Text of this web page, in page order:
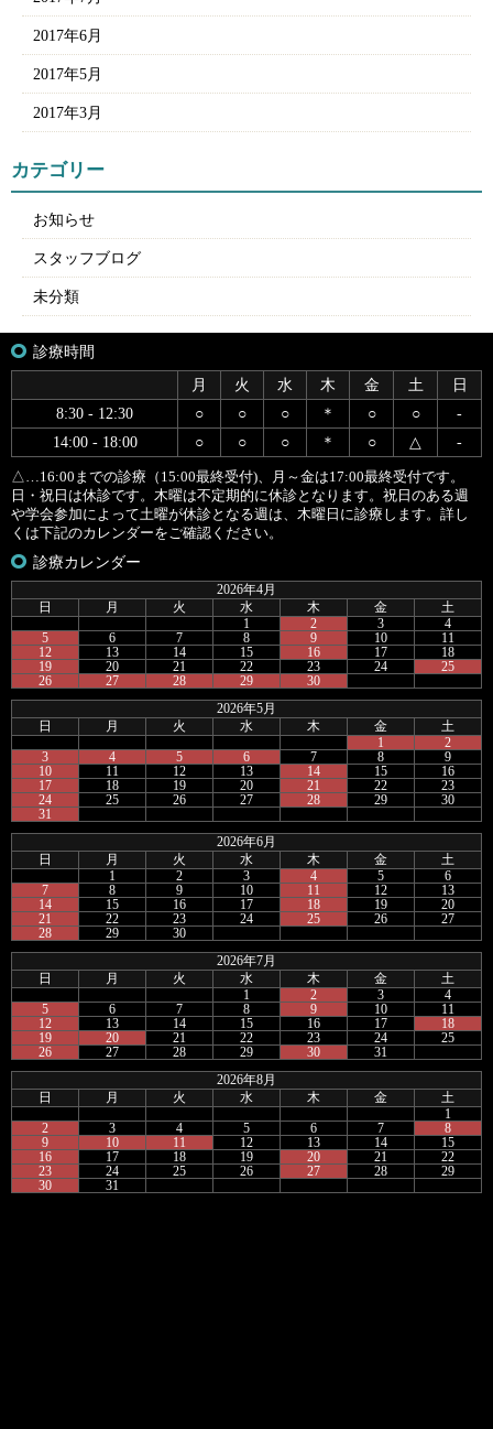
2017年6月
2017年5月
2017年3月
カテゴリー
お知らせ
スタッフブログ
未分類
診療時間
月
火 水 木 金 土
日
8:30 - 12:30
○ ○ ○ ＊ ○ ○
-
14:00 - 18:00
○ ○ ○ ＊ ○ △ -
△…16:00までの診療（15:00最終受付)、月～金は17:00最終受付です。
日・祝日は休診です。木曜は不定期的に休診となります。祝日のある週
や学会参加によって土曜が休診となる週は、木曜日に診療します。詳し
くは下記のカレンダーをご確認ください。
診療カレンダー
2026年4月
日
月 火 水 木 金
土
1
2 3
4
5
6 7 8 9 10
11
12
13 14 15 16 17
18
19
20 21 22 23 24
25
26
27 28 29 30
2026年5月
日
月 火 水 木 金
土
1
2
3
4 5 6 7 8
9
10
11 12 13 14 15
16
17
18 19 20 21 22
23
24
25 26 27 28 29
30
31
2026年6月
日
月 火 水 木 金
土
1
2 3 4 5
6
7
8 9 10 11 12
13
14
15 16 17 18 19
20
21
22 23 24 25 26
27
28
29 30
2026年7月
日
月 火 水 木 金
土
1
2 3
4
5
6 7 8 9 10
11
12
13 14 15 16 17
18
19
20 21 22 23 24
25
26
27 28 29 30 31
2026年8月
日
月 火 水 木 金
土
1
2
3 4 5 6 7
8
9
10 11 12 13 14
15
16
17 18 19 20 21
22
23
24 25 26 27 28
29
30
31